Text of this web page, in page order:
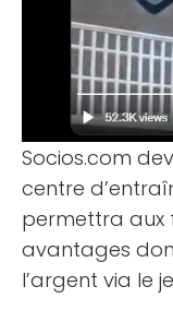
Socios.com
centre
permettra aux
avantages
l’argent via le